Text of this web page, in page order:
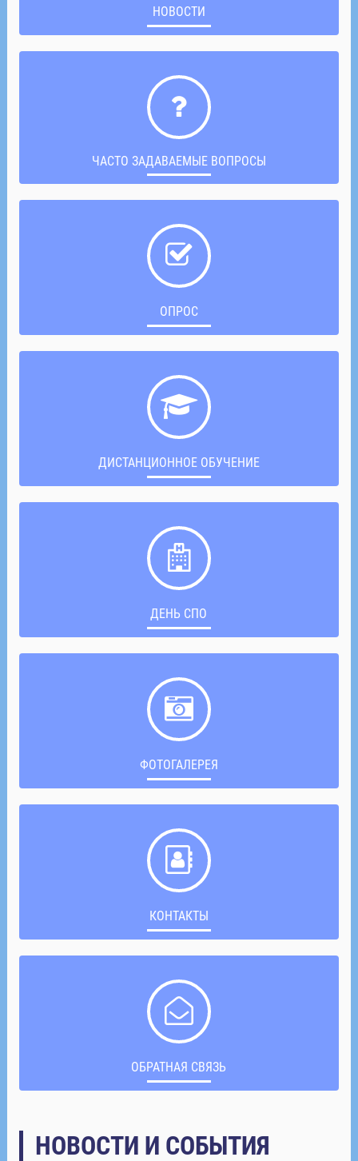
НОВОСТИ
ЧАСТО ЗАДАВАЕМЫЕ ВОПРОСЫ
ОПРОС
ДИСТАНЦИОННОЕ ОБУЧЕНИЕ
ДЕНЬ СПО
ФОТОГАЛЕРЕЯ
КОНТАКТЫ
ОБРАТНАЯ СВЯЗЬ
НОВОСТИ И СОБЫТИЯ